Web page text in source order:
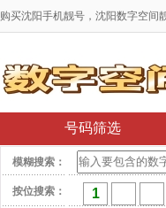
购买沈阳手机靓号，沈阳数字空间
号码筛选
模糊搜索：
按位搜索：